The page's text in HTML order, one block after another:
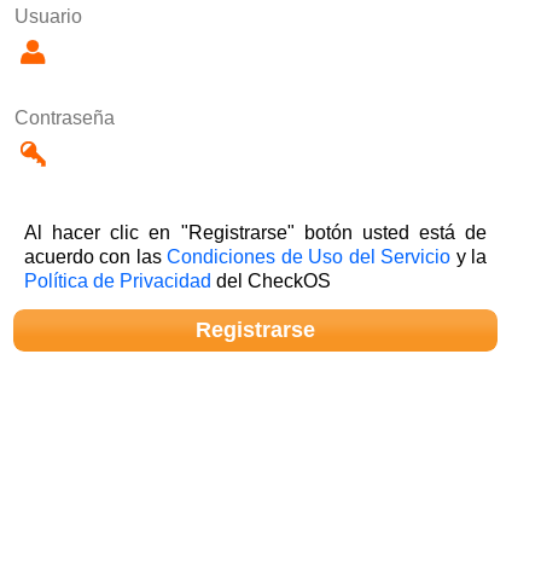
Usuario
Contraseña
Al hacer clic en "Registrarse" botón usted está de
acuerdo con lasCondiciones de Uso del Servicio y la
Política de Privacidad del CheckOS